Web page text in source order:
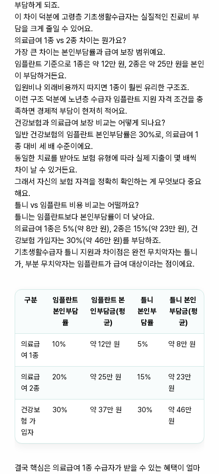
부담하게 되죠.
이 차이 덕분에 고령층 기초생활수급자는 실질적인 진료비 부
담을 크게 줄일 수 있어요.
의료급여 1종 vs 2종 차이는 뭔가요?
가장 큰 차이는 본인부담률과 급여 보장 범위예요.
임플란트 기준으로 1종은 약 12만 원, 2종은 약 25만 원을 본인
이 부담하거든요.
입원비나 외래비용까지 따지면 1종이 훨씬 유리한 구조죠.
이런 구조 덕분에 노년층 수급자 임플란트 지원 자격 조건을 충
족하면 경제적 부담이 현저히 적어요.
건강보험과 의료급여 보장 비교는 어떻게 되나요?
일반 건강보험의 임플란트 본인부담률은 30%로, 의료급여 1
종 대비 세 배 수준이에요.
동일한 치료를 받아도 보험 유형에 따라 실제 지출이 몇 배씩
차이 날 수 있거든요.
그래서 자신의 보험 자격을 정확히 확인하는 게 무엇보다 중요
해요.
틀니 vs 임플란트 비용 비교는 어떨까요?
틀니는 임플란트보다 본인부담률이 더 낮아요.
의료급여 1종은 5%(약 8만 원), 2종은 15%(약 23만 원), 건
강보험 가입자는 30%(약 46만 원)를 부담하죠.
기초생활수급자 틀니 지원과 차이점은 완전 무치악자는 틀니
가, 부분 무치악자는 임플란트가 급여 대상이라는 점이에요.
구분
임플란트
본인부담
률
임플란트 본
인부담금(평
균)
틀니
본인부
담률
틀니 본인
부담금(평
균)
의료급
여 1종
10% 약 12만 원 5% 약 8만 원
의료급
여 2종
20% 약 25만 원 15%
약 23만
원
건강보
험 가
입자
30% 약 37만 원 30%
약 46만
원
결국 핵심은 의료급여 1종 수급자가 받을 수 있는 혜택이 얼마